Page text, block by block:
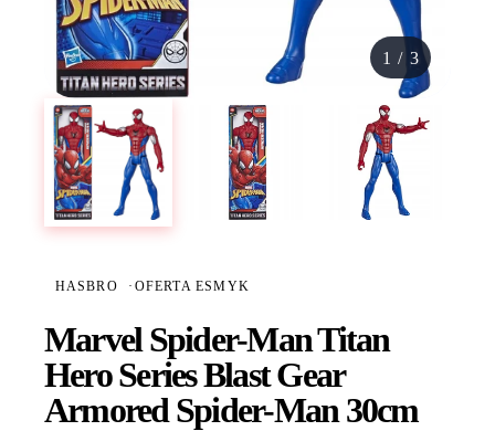
1 / 3
HASBRO · OFERTA ESMYK
Marvel Spider-Man Titan
Hero Series Blast Gear
Armored Spider-Man 30cm